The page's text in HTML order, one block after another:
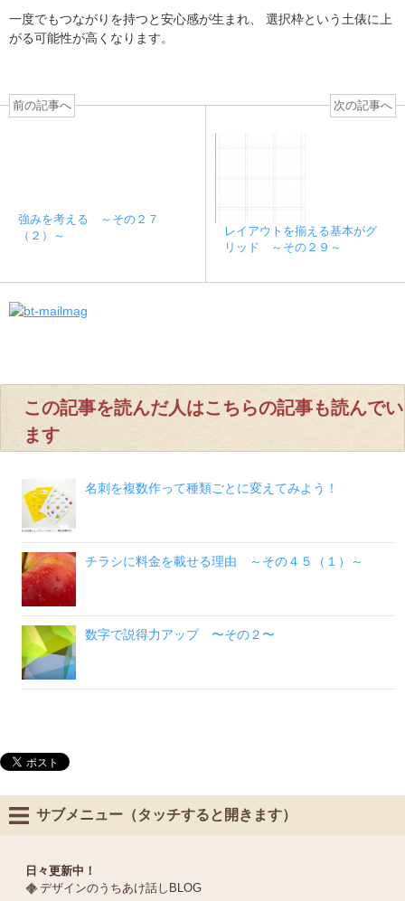
一度でもつながりを持つと安心感が生まれ、 選択枠という土俵に上
がる可能性が高くなります。
前の記事へ
強みを考える ～その２７
（２）～
次の記事へ
レイアウトを揃える基本がグ
リッド ～その２９～
この記事を読んだ人はこちらの記事も読んでい
ます
名刺を複数作って種類ごとに変えてみよう！
チラシに料金を載せる理由 ～その４５（１）～
数字で説得力アップ 〜その２〜
サブメニュー（タッチすると開きます）
日々更新中！
デザインのうちあけ話しBLOG